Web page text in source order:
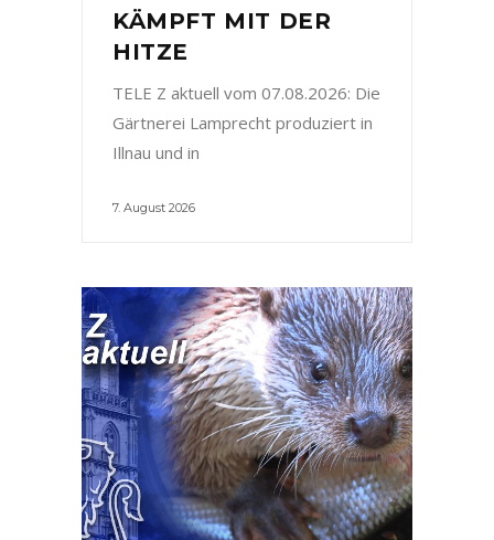
KÄMPFT MIT DER
HITZE
TELE Z aktuell vom 07.08.2026: Die
Gärtnerei Lamprecht produziert in
Illnau und in
7. August 2026